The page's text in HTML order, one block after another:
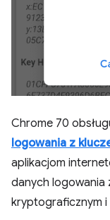
Chrome 70
logowania z
aplikacjom
danych logowania
kryptograficznym